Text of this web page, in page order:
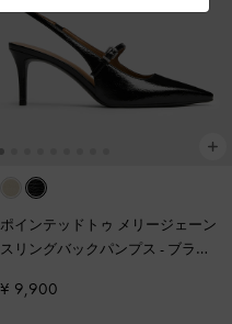
ポインテッドトゥ メリージェーン
スリングバックパンプス - ブラッ
¥ 9,900